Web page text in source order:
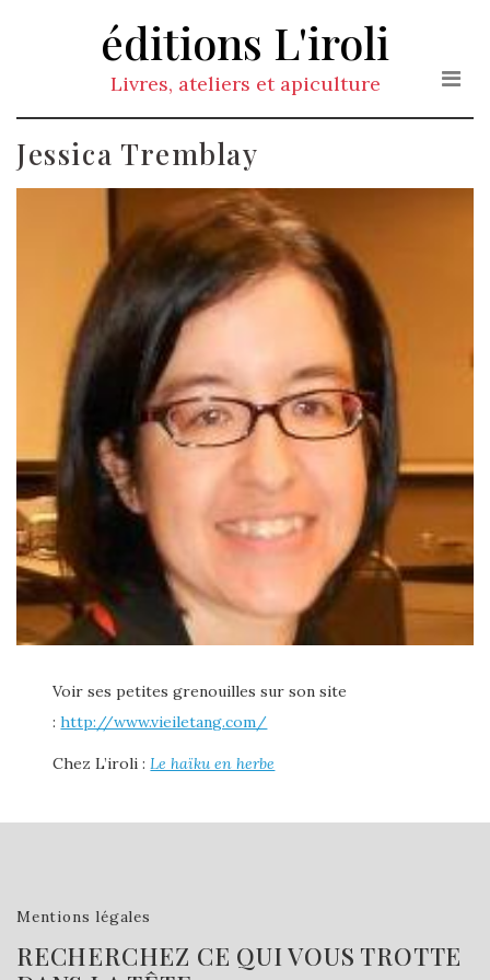
éditions L'iroli
Livres, ateliers et apiculture
Jessica Tremblay
Voir ses petites grenouilles sur son site
:http://www.vieiletang.com/
Chez L’iroli :Le haïku en herbe
Mentions légales
RECHERCHEZ CE QUI VOUS TROTTE